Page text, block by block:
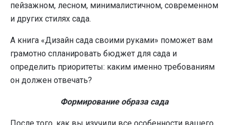
пейзажном, лесном, минималистичном, современном
и других стилях сада.
А книга «Дизайн сада своими руками» поможет вам
грамотно спланировать бюджет для сада и
определить приоритеты: каким именно требованиям
он должен отвечать?
Формирование образа сада